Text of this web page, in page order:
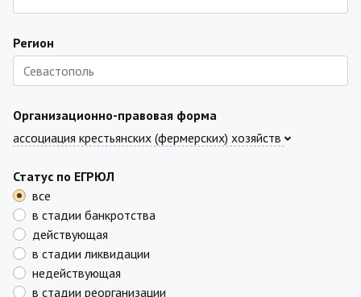
Регион
Организационно-правовая форма
ассоциация крестьянских (фермерских) хозяйств
Статус по ЕГРЮЛ
все
в стадии банкротства
действующая
в стадии ликвидации
недействующая
в стадии реорганизации